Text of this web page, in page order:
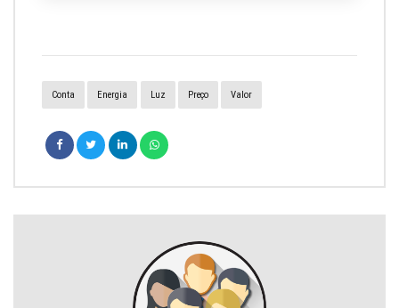
Conta Energia Luz Preço Valor